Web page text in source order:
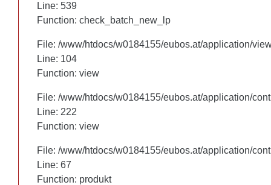
Line: 460
Function: check_batch_new_lp
File: /www/htdocs/w0184155/eubos.at/application/
Line: 104
Function: view
File: /www/htdocs/w0184155/eubos.at/application/
Line: 222
Function: view
File: /www/htdocs/w0184155/eubos.at/application/
Line: 67
Function: produkt
Line: 539
Function: check_batch_new_lp
File: /www/htdocs/w0184155/eubos.at/application/
Line: 104
Function: view
File: /www/htdocs/w0184155/eubos.at/application/
Line: 222
Function: view
File: /www/htdocs/w0184155/eubos.at/application/
Line: 67
Function: produkt